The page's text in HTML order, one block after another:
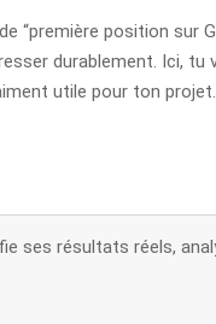
“première position sur
durablement. Ici,
utile pour ton projet.
ses résultats réels,